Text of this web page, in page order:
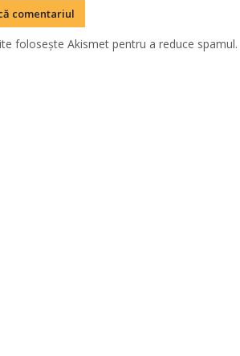
folosește Akismet pentru a reduce spamul.